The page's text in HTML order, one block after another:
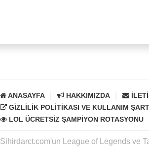
ANASAYFA HAKKIMIZDA
GIZLILIK POLITIKASI VE KULLANIM
LOL ÜCRETSIZ ŞAMPIYON ROTASYONU
Sihirdarct.com'un League of Legends ve